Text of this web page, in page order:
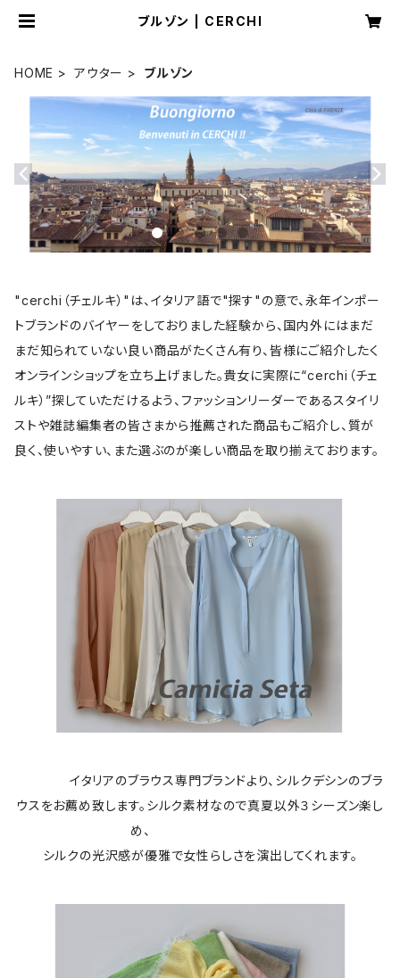
ブルゾン | CERCHI
HOME アウター ブルゾン
"cerchi（チェルキ）"は、イタリア語で"探す"の意で、永年インポー
トブランドのバイヤーをしておりました経験から、国内外にはまだ
まだ知られていない良い商品がたくさん有り、皆様にご紹介したく
オンラインショップを立ち上げました。貴女に実際に“cerchi（チェ
ルキ）”探していただけるよう、ファッションリーダーであるスタイリ
ストや雑誌編集者の皆さまから推薦された商品もご紹介し、質が
良く、使いやすい、また選ぶのが楽しい商品を取り揃えております。
イタリアのブラウス専門ブランドより、シルクデシンのブラ
ウスをお薦め致します。シルク素材なので真夏以外３シーズン楽し
め、
シルクの光沢感が優雅で女性らしさを演出してくれます。